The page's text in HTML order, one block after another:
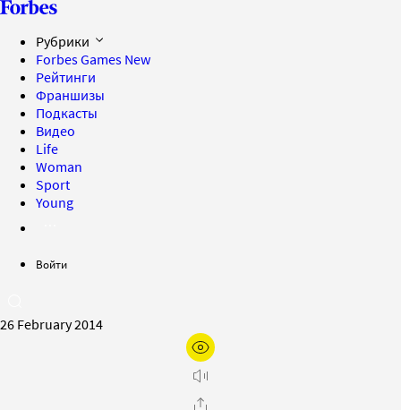
Рубрики
Forbes Games New
Рейтинги
Франшизы
Подкасты
Видео
Life
Woman
Sport
Young
Войти
26 February 2014